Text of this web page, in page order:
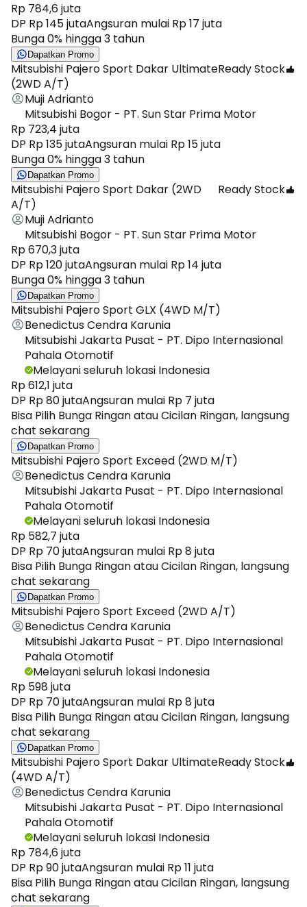
Rp 784,6 juta
DP Rp 145 jutaAngsuran mulai Rp 17 juta
Bunga 0% hingga 3 tahun
Dapatkan Promo
Mitsubishi Pajero Sport Dakar Ultimate
(2WD A/T)
Ready Stock
Muji Adrianto
Mitsubishi Bogor - PT. Sun Star Prima Motor
Rp 723,4 juta
DP Rp 135 jutaAngsuran mulai Rp 15 juta
Bunga 0% hingga 3 tahun
Dapatkan Promo
Mitsubishi Pajero Sport Dakar (2WD
A/T)
Ready Stock
Muji Adrianto
Mitsubishi Bogor - PT. Sun Star Prima Motor
Rp 670,3 juta
DP Rp 120 jutaAngsuran mulai Rp 14 juta
Bunga 0% hingga 3 tahun
Dapatkan Promo
Mitsubishi Pajero Sport GLX (4WD M/T)
Benedictus Cendra Karunia
Mitsubishi Jakarta Pusat - PT. Dipo Internasional
Pahala Otomotif
Melayani seluruh lokasi Indonesia
Rp 612,1 juta
DP Rp 80 jutaAngsuran mulai Rp 7 juta
Bisa Pilih Bunga Ringan atau Cicilan Ringan, langsung
chat sekarang
Dapatkan Promo
Mitsubishi Pajero Sport Exceed (2WD M/T)
Benedictus Cendra Karunia
Mitsubishi Jakarta Pusat - PT. Dipo Internasional
Pahala Otomotif
Melayani seluruh lokasi Indonesia
Rp 582,7 juta
DP Rp 70 jutaAngsuran mulai Rp 8 juta
Bisa Pilih Bunga Ringan atau Cicilan Ringan, langsung
chat sekarang
Dapatkan Promo
Mitsubishi Pajero Sport Exceed (2WD A/T)
Benedictus Cendra Karunia
Mitsubishi Jakarta Pusat - PT. Dipo Internasional
Pahala Otomotif
Melayani seluruh lokasi Indonesia
Rp 598 juta
DP Rp 70 jutaAngsuran mulai Rp 8 juta
Bisa Pilih Bunga Ringan atau Cicilan Ringan, langsung
chat sekarang
Dapatkan Promo
Mitsubishi Pajero Sport Dakar Ultimate
(4WD A/T)
Ready Stock
Benedictus Cendra Karunia
Mitsubishi Jakarta Pusat - PT. Dipo Internasional
Pahala Otomotif
Melayani seluruh lokasi Indonesia
Rp 784,6 juta
DP Rp 90 jutaAngsuran mulai Rp 11 juta
Bisa Pilih Bunga Ringan atau Cicilan Ringan, langsung
chat sekarang